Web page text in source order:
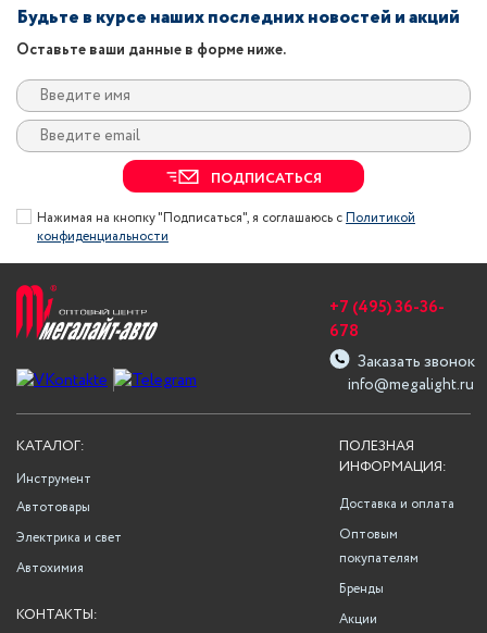
Будьте в курсе наших последних новостей и акций
Оставьте ваши данные в форме ниже.
ПОДПИСАТЬСЯ
Нажимая на кнопку "Подписаться", я соглашаюсь сПолитикой
конфиденциальности
info@megalight.ru
+7 (495) 36-36-
678
Заказать звонок
ПОЛЕЗНАЯ
ИНФОРМАЦИЯ:
Доставка и оплата
Оптовым
покупателям
Бренды
Акции
КАТАЛОГ:
Инструмент
Автотовары
Электрика и свет
Автохимия
КОНТАКТЫ: